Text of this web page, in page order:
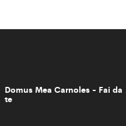
Domus Mea Carnoles - Fai da
te